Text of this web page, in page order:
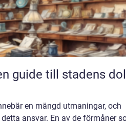
en mängd utmaningar, och
ansvar. En av de förmåner